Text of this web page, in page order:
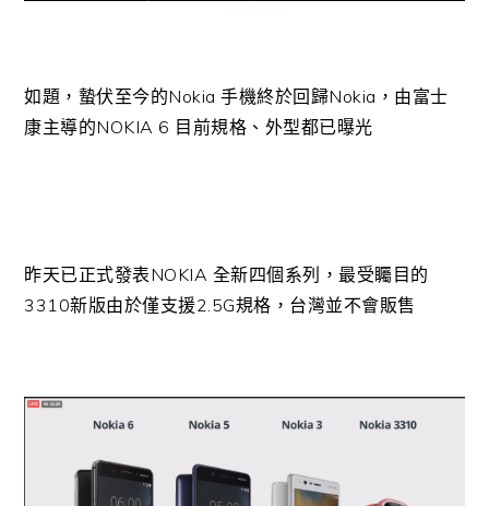
如題，蟄伏至今的Nokia 手機終於回歸Nokia，由富士
康主導的NOKIA 6 目前規格、外型都已曝光
昨天已正式發表NOKIA 全新四個系列，最受矚目的
3310新版由於僅支援2.5G規格，台灣並不會販售